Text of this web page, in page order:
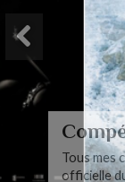
Tous mes
officielle